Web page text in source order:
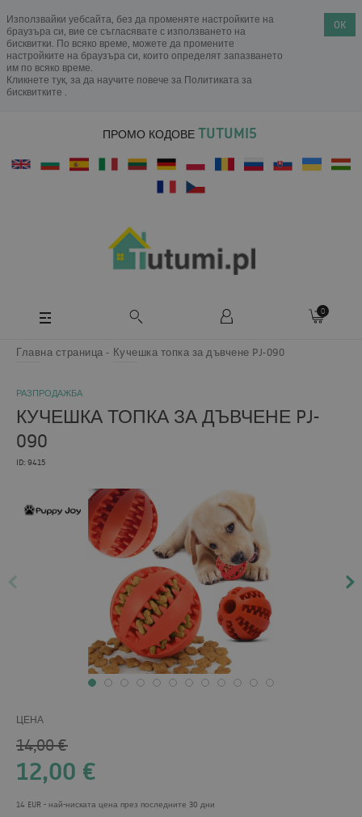
Използвайки уебсайта, без да променяте настройките на
браузъра си, вие се съгласявате с използването на
бисквитки. По всяко време, можете да промените
настройките на браузъра си, които определят запазването
им по всяко време.
Кликнете тук, за да научите повече за Политиката за
бисквитките .
OK
ПРОМО КОДОВЕ TUTUMI5
0
Главна страница Кучешка топка за дъвчене PJ-090
РАЗПРОДАЖБА
КУЧЕШКА ТОПКА ЗА ДЪВЧЕНЕ PJ-
090
ID: 9415
ЦЕНА
14,00€
12,00 €
14 EUR - най-ниската цена през последните 30 дни